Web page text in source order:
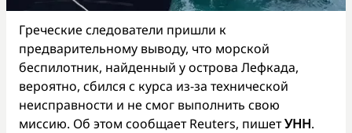
Греческие следователи пришли к
предварительному выводу, что морской
беспилотник, найденный у острова Лефкада,
вероятно, сбился с курса из-за технической
неисправности и не смог выполнить свою
миссию. Об этом сообщает Reuters, пишетУНН.